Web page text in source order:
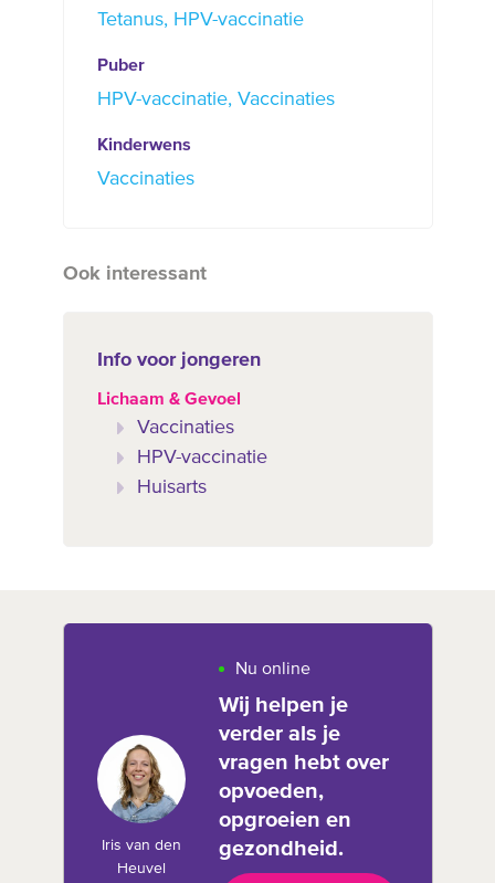
Tetanus
HPV-vaccinatie
Puber
HPV-vaccinatie Vaccinaties
Kinderwens
Vaccinaties
Ook interessant
Info voor jongeren
Lichaam & Gevoel
Vaccinaties
HPV-vaccinatie
Huisarts
Iris van den
Heuvel
Nu online
Wij helpen je
verder als je
vragen hebt over
opvoeden,
opgroeien en
gezondheid.